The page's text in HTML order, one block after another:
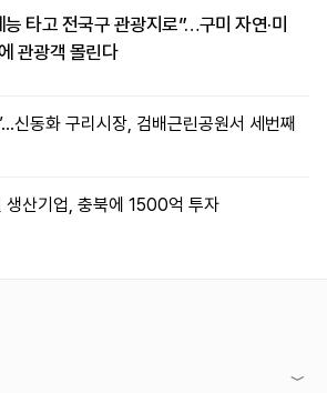
능 타고 전국구 관광지로”…구미 자연·미
관광객 몰린다
신동화 구리시장, 검배근린공원서 세번째
산기업, 충북에 1500억 투자